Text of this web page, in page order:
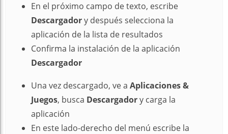
En el próximo campo de texto, escribe
Descargadory después selecciona la
aplicación de la lista de resultados
Confirma la instalación de la aplicación
Descargador
Una vez descargado, ve a Aplicaciones &
Juegos, busca Descargadory carga la
aplicación
En este lado-derecho del menú escribe la